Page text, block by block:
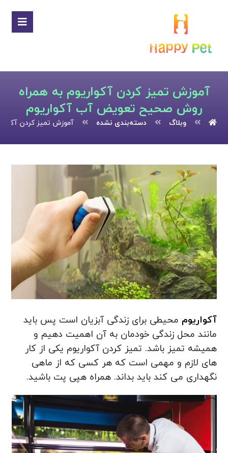
آموزش تمیز کردن آکواریوم به همراه
روش صحیح تعویض آب آکواریوم
وبلاگ دسته‌بندی نشده آموزش تمیز کردن
آکواریوم محیطی برای زندگی آبزیان است پس باید
مانند محل زندگی خودمان به آن اهمیت دهیم و
همیشه تمیز باشد. تمیز کردن آکواریوم یکی از کار
های لازم و مهمی است که هر کسی که از ماهی
نگهداری می کند باید بداند. همراه هپی پت باشید.